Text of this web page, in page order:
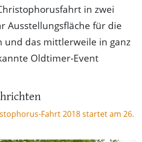
in zwei
Ausstellungsfläche für die
und das mittlerweile in ganz
Oldtimer-Event
Fahrt 2018 startet am 26.